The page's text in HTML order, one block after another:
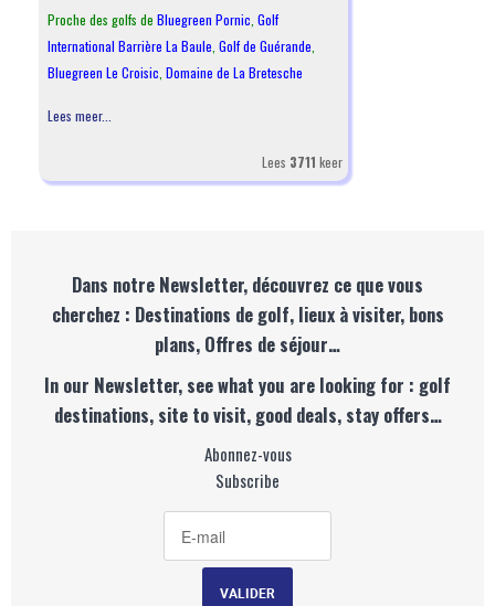
Proche des golfs de Bluegreen Pornic Golf
International Barrière La Baule Golf de Guérande
Bluegreen Le Croisic Domaine de La Bretesche
Lees meer...
Lees 3711 keer
Dans notre Newsletter, découvrez ce que vous
cherchez : Destinations de golf, lieux à visiter, bons
plans, Offres de séjour…
In our Newsletter, see what you are looking for : golf
destinations, site to visit, good deals, stay offers…
Abonnez-vous
Subscribe